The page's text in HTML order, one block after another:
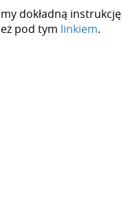
dokładną instrukcję
pod tym linkiem.